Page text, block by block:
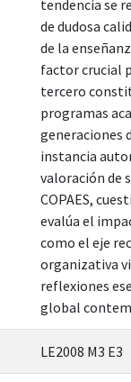
tendencia se
de dudosa
de la
factor crucial
tercero
programas
generaciones
instancia
valoración de
COPAES,
evalúa el
como el eje
organizativa
reflexiones
global
LE2008 M3 E3